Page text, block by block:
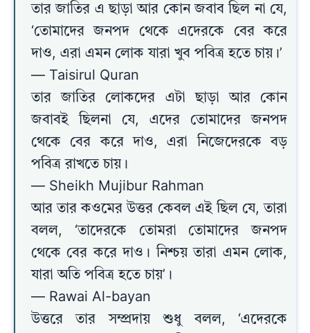
তার জাতির এ ছাড়া আর কোন জবাব ছিল না যে,
‘তোমাদের জনপদ থেকে এদেরকে বের করে
দাও, এরা এমন লোক যারা খুব পবিত্র হতে চায়।’
— Taisirul Quran
তার জাতির লোকদের এটা ছাড়া আর কোন
জবাবই ছিলনা যে, এদের তোমাদের জনপদ
থেকে বের করে দাও, এরা নিজেদেরকে বড়
পবিত্র রাখতে চায়।
— Sheikh Mujibur Rahman
আর তার কওমের উত্তর কেবল এই ছিল যে, তারা
বলল, ‘তাদেরকে তোমরা তোমাদের জনপদ
থেকে বের করে দাও। নিশ্চয় তারা এমন লোক,
যারা অতি পবিত্র হতে চায়’।
— Rawai Al-bayan
উত্তরে তার সম্প্রদায় শুধু বলল, ‘এদেরকে